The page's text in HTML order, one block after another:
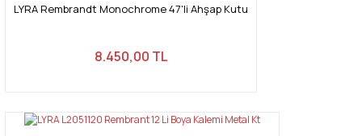
LYRA Rembrandt Monochrome 47'li Ahşap Kutu
8.450,00 TL